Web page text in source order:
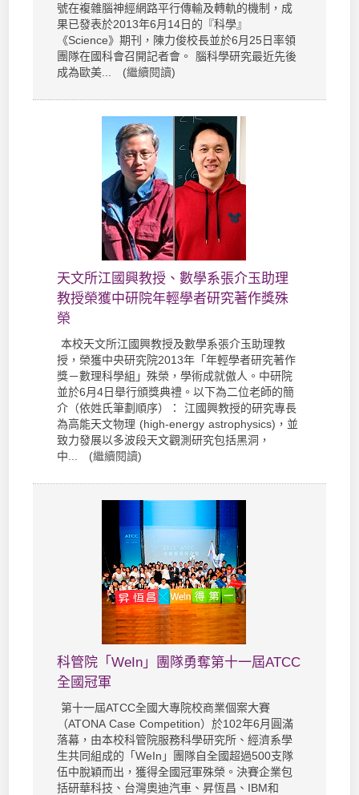
號在複雜腦神經網路平行傳輸及轉軌的機制，成
果已發表於2013年6月14日的『科學』
《Science》期刊，陳力俊校長並於6月25日率領
團隊在國科會召開記者會。 腦科學研究最近先後
成為歐美... (繼續閱讀)
天文所江國興教授、數學系張介玉助理
教授榮獲中研院年輕學者研究著作獎殊
榮
本校天文所江國興教授及數學系張介玉助理教
授，榮獲中央研究院2013年「年輕學者研究著作
獎－數理科學組」殊榮，學術成就傲人。中研院
並於6月4日舉行頒獎典禮。以下為二位老師的簡
介（依姓氏筆劃順序）： 江國興教授的研究專長
為高能天文物理 (high-energy astrophysics)，並
致力發展以多波段天文觀測研究包括黑洞，
中... (繼續閱讀)
科管院「WeIn」團隊勇奪第十一屆ATCC
全國冠軍
第十一屆ATCC全國大專院校商業個案大賽
（ATONA Case Competition）於102年6月圓滿
落幕，由本校科管院服務科學研究所、經濟系學
生共同組成的「WeIn」團隊自全國超過500支隊
伍中脫穎而出，獲得全國冠軍殊榮。決賽企業包
括研華科技、台灣奧迪汽車、昇恆昌、IBM和